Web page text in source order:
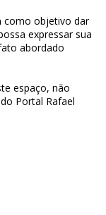
como objetivo dar
expressar sua
abordado
espaço, não
Portal Rafael